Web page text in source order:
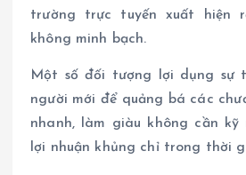
trường trực tuyến xuất hiện
không minh bạch.
Một số đối tượng lợi dụng sự
người mới để quảng bá các
nhanh, làm giàu không cần
lợi nhuận khủng chỉ trong thời